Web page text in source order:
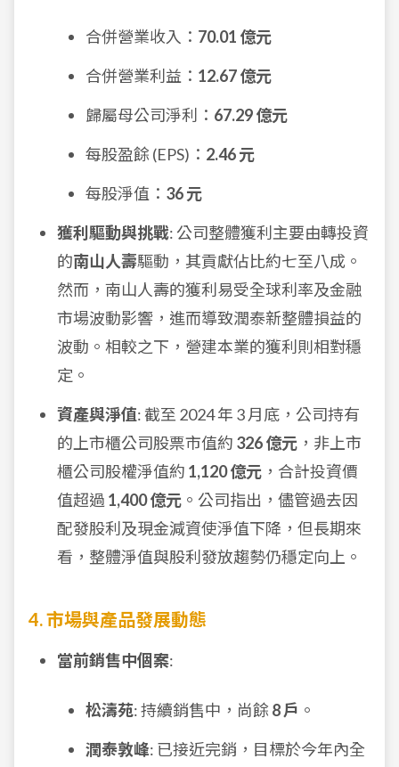
合併營業收入： 70.01 億元
合併營業利益： 12.67 億元
歸屬母公司淨利： 67.29 億元
每股盈餘 (EPS)： 2.46 元
每股淨值： 36 元
獲利驅動與挑戰: 公司整體獲利主要由轉投資
的南山人壽驅動，其貢獻佔比約七至八成。
然而，南山人壽的獲利易受全球利率及金融
市場波動影響，進而導致潤泰新整體損益的
波動。相較之下，營建本業的獲利則相對穩
定。
資產與淨值: 截至 2024 年 3 月底，公司持有
的上市櫃公司股票市值約 326 億元 ，非上市
櫃公司股權淨值約 1,120 億元 ，合計投資價
值超過 1,400 億元 。公司指出，儘管過去因
配發股利及現金減資使淨值下降，但長期來
看，整體淨值與股利發放趨勢仍穩定向上。
4. 市場與產品發展動態
當前銷售中個案:
松濤苑: 持續銷售中，尚餘 8 戶 。
潤泰敦峰: 已接近完銷，目標於今年內全